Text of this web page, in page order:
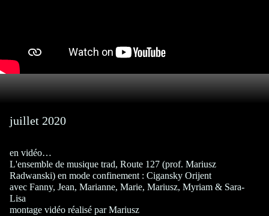
juillet 2020
en vidéo…
L'ensemble de musique trad, Route 127 (prof. Mariusz
Radwanski) en mode confinement : Cigansky Orijent
avec Fanny, Jean, Marianne, Marie, Mariusz, Myriam & Sara-
Lisa
montage vidéo réalisé par Mariusz